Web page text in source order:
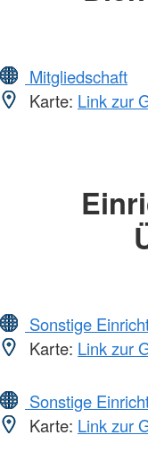
Mitgliedschaft
Karte: Link zur
Sonstige
Karte: Link zur
Sonstige
Karte: Link zur